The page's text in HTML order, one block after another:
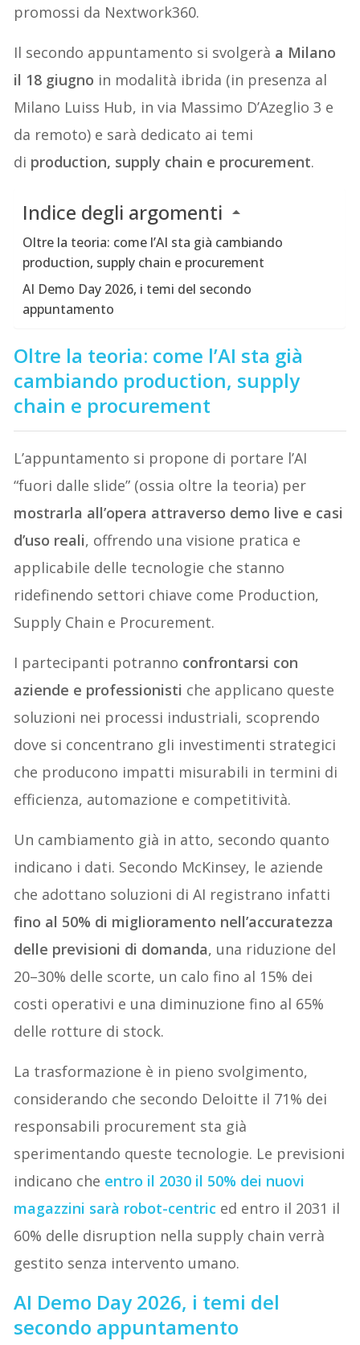
promossi da Nextwork360.
Il secondo appuntamento si svolgerà a Milano
il 18 giugno in modalità ibrida (in presenza al
Milano Luiss Hub, in via Massimo D’Azeglio 3 e
da remoto) e sarà dedicato ai temi
di production, supply chain e procurement.
Indice degli argomenti
Oltre la teoria: come l’AI sta già cambiando
production, supply chain e procurement
AI Demo Day 2026, i temi del secondo
appuntamento
Oltre la teoria: come l’AI sta già
cambiando production, supply
chain e procurement
L’appuntamento si propone di portare l’AI
“fuori dalle slide” (ossia oltre la teoria) per
mostrarla all’opera attraverso demo live e casi
d’uso reali, offrendo una visione pratica e
applicabile delle tecnologie che stanno
ridefinendo settori chiave come Production,
Supply Chain e Procurement.
I partecipanti potranno confrontarsi con
aziende e professionisti che applicano queste
soluzioni nei processi industriali, scoprendo
dove si concentrano gli investimenti strategici
che producono impatti misurabili in termini di
efficienza, automazione e competitività.
Un cambiamento già in atto, secondo quanto
indicano i dati. Secondo McKinsey, le aziende
che adottano soluzioni di AI registrano infatti
fino al 50% di miglioramento nell’accuratezza
delle previsioni di domanda, una riduzione del
20–30% delle scorte, un calo fino al 15% dei
costi operativi e una diminuzione fino al 65%
delle rotture di stock.
La trasformazione è in pieno svolgimento,
considerando che secondo Deloitte il 71% dei
responsabili procurement sta già
sperimentando queste tecnologie. Le previsioni
indicano che entro il 2030 il 50% dei nuovi
magazzini sarà robot-centric ed entro il 2031 il
60% delle disruption nella supply chain verrà
gestito senza intervento umano.
AI Demo Day 2026, i temi del
secondo appuntamento